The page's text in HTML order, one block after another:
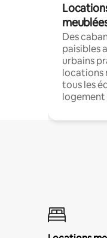
Des
paisibles
urbains
locations
tous les